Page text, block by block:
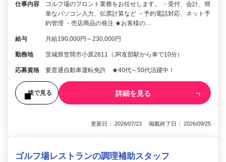
仕事内容
ゴルフ場のフロント業務をお任せします。 ・受付、会計、簡
単なパソコン入力、伝票計算など ・予約電話対応、ネット予
約管理 ・売店商品の発注 ★お客様の…
給与 月給190,000円～230,000円
勤務地 茨城県笠間市小原2811（JR友部駅から車で10分）
応募資格 要普通自動車運転免許 ★40代～50代活躍中！
後で見る 詳細を見る
更新日： 2026/07/23 掲載終了日： 2026/09/25
ゴルフ場レストランの調理補助スタッフ